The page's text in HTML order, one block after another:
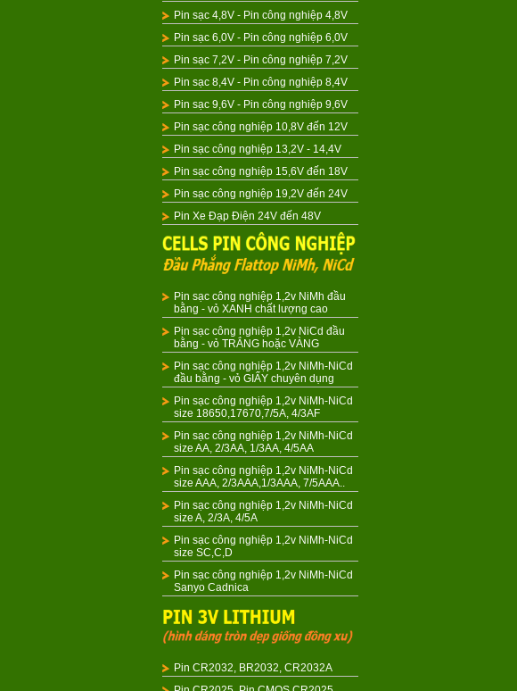
Pin sạc 4,8V - Pin công nghiệp 4,8V
Pin sạc 6,0V - Pin công nghiệp 6,0V
Pin sạc 7,2V - Pin công nghiệp 7,2V
Pin sạc 8,4V - Pin công nghiệp 8,4V
Pin sạc 9,6V - Pin công nghiệp 9,6V
Pin sạc công nghiệp 10,8V đến 12V
Pin sạc công nghiệp 13,2V - 14,4V
Pin sạc công nghiệp 15,6V đến 18V
Pin sạc công nghiệp 19,2V đến 24V
Pin Xe Đạp Điện 24V đến 48V
Pin sạc công nghiệp 1,2v NiMh đầu
bằng - vỏ XANH chất lượng cao
Pin sạc công nghiệp 1,2v NiCd đầu
bằng - vỏ TRẮNG hoặc VÀNG
Pin sạc công nghiệp 1,2v NiMh-NiCd
đầu bằng - vỏ GIẤY chuyên dụng
Pin sạc công nghiệp 1,2v NiMh-NiCd
size 18650,17670,7/5A, 4/3AF
Pin sạc công nghiệp 1,2v NiMh-NiCd
size AA, 2/3AA, 1/3AA, 4/5AA
Pin sạc công nghiệp 1,2v NiMh-NiCd
size AAA, 2/3AAA,1/3AAA, 7/5AAA..
Pin sạc công nghiệp 1,2v NiMh-NiCd
size A, 2/3A, 4/5A
Pin sạc công nghiệp 1,2v NiMh-NiCd
size SC,C,D
Pin sạc công nghiệp 1,2v NiMh-NiCd
Sanyo Cadnica
Pin CR2032, BR2032, CR2032A